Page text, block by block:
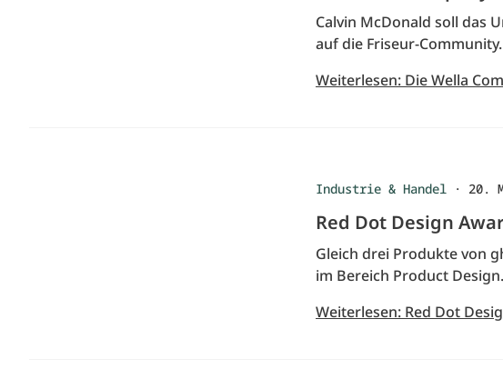
Calvin McDonald soll das
auf die Friseur-Community.
Weiterlesen: Die Wella
Industrie & Handel · 20.
Red Dot Design
Gleich drei Produkte von
im Bereich Product Design.
Weiterlesen: Red Dot